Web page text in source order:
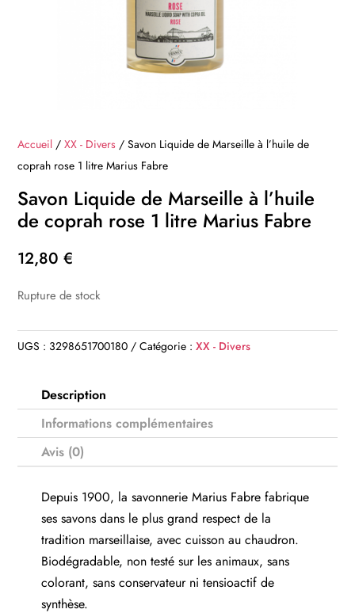
Accueil /XX - Divers / Savon Liquide de Marseille à l’huile de
coprah rose 1 litre Marius Fabre
Savon Liquide de Marseille à l’huile
de coprah rose 1 litre Marius Fabre
12,80€
Rupture de stock
UGS : 3298651700180 Catégorie :XX - Divers
Description
Informations complémentaires
Avis (0)
Depuis 1900, la savonnerie Marius Fabre fabrique
ses savons dans le plus grand respect de la
tradition marseillaise, avec cuisson au chaudron.
Biodégradable, non testé sur les animaux, sans
colorant, sans conservateur ni tensioactif de
synthèse.